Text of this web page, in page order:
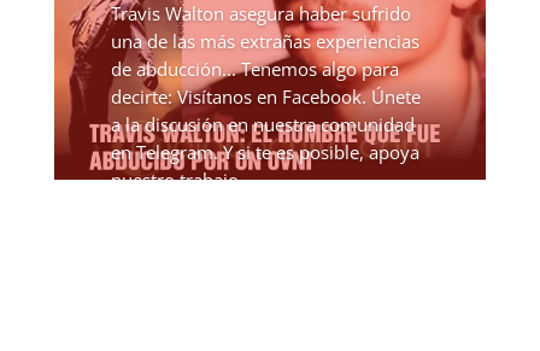
Travis Walton asegura haber sufrido
una de las más extrañas experiencias
de abducción... Tenemos algo para
decirte: Visítanos en Facebook. Únete
a la discusión en nuestra comunidad
en Telegram. Y si te es posible, apoya
nuestro trabajo...